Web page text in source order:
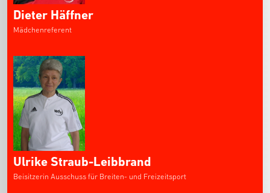
Dieter Häffner
Mädchenreferent
Ulrike Straub-Leibbrand
Beisitzerin Ausschuss für Breiten- und Freizeitsport